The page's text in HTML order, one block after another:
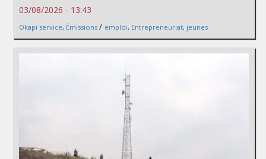
03/08/2026 - 13:43
Okapi service, Émissions / emploi, Entrepreneuriat, jeunes